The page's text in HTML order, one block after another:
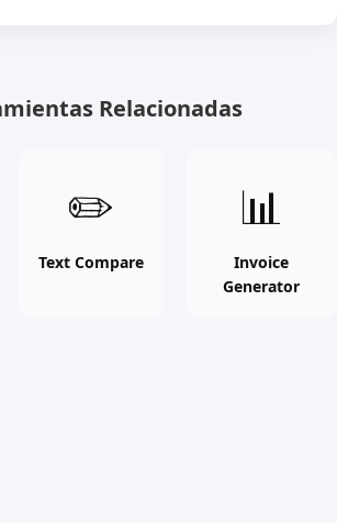
Relacionadas
✏️
Text Compare
Compare
free
📊
Invoice
Generator
free
tool